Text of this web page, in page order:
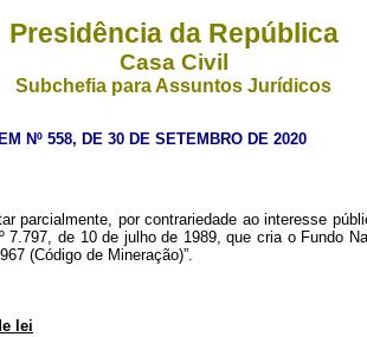
Presidência da República
Casa Civil
Subchefia para Assuntos Jurídicos
Nº 558, DE 30 DE SETEMBRO DE 2020
parcialmente, por contrariedade ao interesse
de 10 de julho de 1989, que cria o Fundo
(Código de Mineração)”.
lei